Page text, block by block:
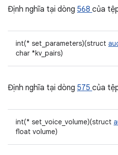
Định nghĩa tại dòng 568 của
int(* set_parameters)(struct
char *kv_pairs)
Định nghĩa tại dòng 575 của
int(* set_voice_volume)(struct
float volume)